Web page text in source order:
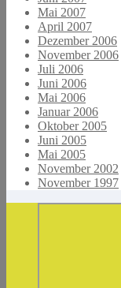
Mai 2007
April 2007
Dezember 2006
November 2006
Juli 2006
Juni 2006
Mai 2006
Januar 2006
Oktober 2005
Juni 2005
Mai 2005
November 2002
November 1997